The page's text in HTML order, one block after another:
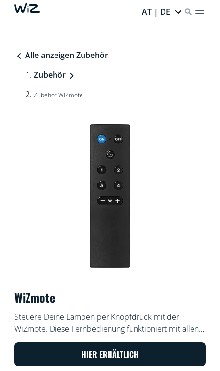
AT | DE
Alle anzeigen Zubehör
Zubehör
Zubehör WiZmote
WiZmote
Steuere Deine Lampen per Knopfdruck mit der
WiZmote. Diese Fernbedienung funktioniert mit allen
WiZ Produkten und hat eine Reichweite von
15 Metern. Selbst wenn das WLAN einmal ausfällt ist
es möglich, das Licht ein- oder auszuschalten, heller
HIER ERHÄLTLICH